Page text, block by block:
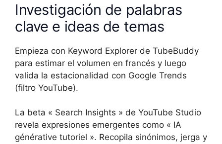
Investigación de palabras
clave e ideas de temas
Empieza con Keyword Explorer de TubeBuddy
para estimar el volumen en francés y luego
valida la estacionalidad con Google Trends
(filtro YouTube).
La beta « Search Insights » de YouTube Studio
revela expresiones emergentes como « IA
générative tutoriel ». Recopila sinónimos, jerga y